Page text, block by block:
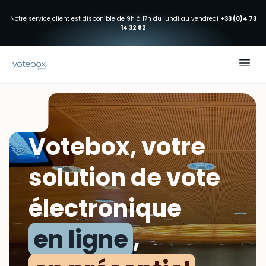
Notre service client est disponible de 9h à 17h du lundi au vendredi +33 (0)4 73
14 32 82
Votebox, votre
solution de vote
électronique
en ligne,